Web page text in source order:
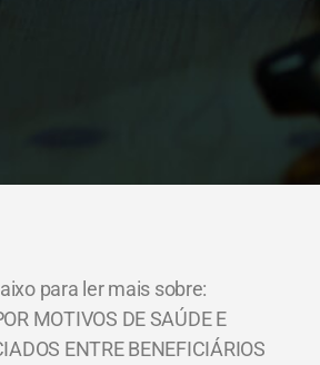
para ler mais sobre:
MOTIVOS DE SAÚDE E
ENTRE BENEFICIÁRIOS